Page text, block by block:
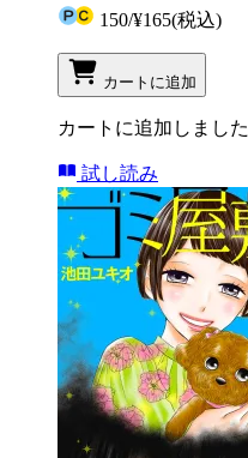
150/¥165(税込)
カートに追加
カートに追加しました
試し読み